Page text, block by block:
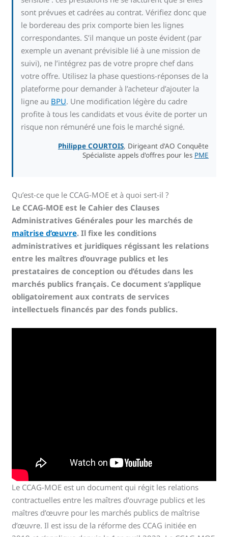
sont prévues et cadrées au contrat. Vérifiez donc que
le bordereau des prix comporte bien les lignes
correspondantes. S’il manque un poste évident (par
exemple un avenant prévisible lié à une mission de
suivi), ne l’intégrez pas de votre propre chef dans
votre offre. Utilisez la phase questions-réponses de la
plateforme pour demander à l’acheteur d’ajouter la
ligne au BPU. Une modification légère du cadre
profite à tous les candidats et vous évite de porter un
risque non rémunéré une fois le marché signé.
Philippe COURTOIS, Dirigeant d'AO Conquête
Spécialiste appels d'offres pour les PME
Qu’est-ce que le CCAG-MOE et à quoi sert-il ?
Le CCAG-MOE est le Cahier des Clauses
Administratives Générales pour les marchés de
maîtrise d’œuvre. Il fixe les conditions
administratives et juridiques régissant les relations
entre les maîtres d’ouvrage publics et les
prestataires de conception ou d’études dans les
marchés publics français. Ce document s’applique
obligatoirement aux contrats de services
intellectuels financés par des fonds publics.
Le CCAG-MOE est un document qui régit les relations
contractuelles entre les maîtres d’ouvrage publics et les
maîtres d’œuvre pour les marchés publics de maîtrise
d’œuvre. Il est issu de la réforme des CCAG initiée en